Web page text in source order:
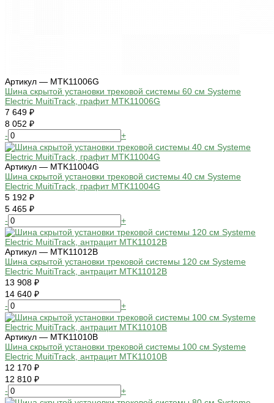
Артикул — MTK11006G
Шина скрытой установки трековой системы 60 см Systeme
Electric MuitiTrack, графит MTK11006G
7 649 ₽
8 052 ₽
-
+
Артикул — MTK11004G
Шина скрытой установки трековой системы 40 см Systeme
Electric MuitiTrack, графит MTK11004G
5 192 ₽
5 465 ₽
-
+
Артикул — MTK11012B
Шина скрытой установки трековой системы 120 см Systeme
Electric MuitiTrack, антрацит MTK11012B
13 908 ₽
14 640 ₽
-
+
Артикул — MTK11010B
Шина скрытой установки трековой системы 100 см Systeme
Electric MuitiTrack, антрацит MTK11010B
12 170 ₽
12 810 ₽
-
+